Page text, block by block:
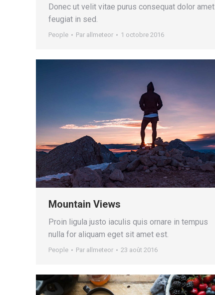
Donec ut velit vitae purus consequat dolor amet
feugiat in sed.
People Par allmeteor 1 octobre 2016
Mountain Views
Proin ligula justo iaculis quis ornare in tempus
nulla for aliquam eget sit amet est.
People Par allmeteor 23 août 2016